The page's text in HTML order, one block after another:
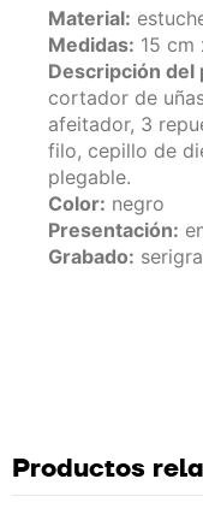
Material:
Medidas: 15 cm
Descripción del
cortador de
afeitador, 3
filo, cepillo de
plegable.
Color: negro
Presentación:
Grabado:
Productos